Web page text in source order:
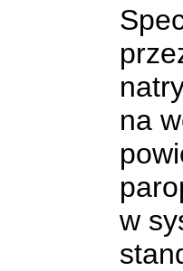
na
w